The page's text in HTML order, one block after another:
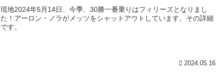
現地2024年5月14日、今季、30勝一番乗りはフィリーズとなりまし
た！アーロン・ノラがメッツをシャットアウトしています。その詳細
です。
2024.05.16